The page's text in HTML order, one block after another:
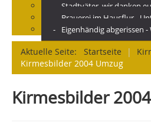
Stadtväter, wir danken
Brauerei im Hausflur -
Eigenhändig abgerissen
Aktuelle Seite: Startseite |
Kirmesbilder 2004 Umzug
Kirmesbilder